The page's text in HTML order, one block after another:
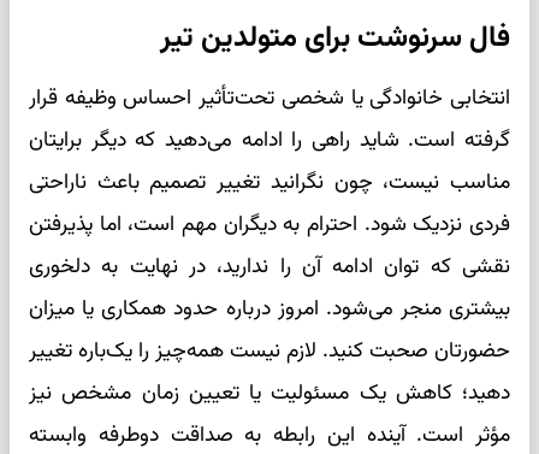
فال سرنوشت برای متولدین تیر
انتخابی خانوادگی یا شخصی تحت‌تأثیر احساس وظیفه قرار
گرفته است. شاید راهی را ادامه می‌دهید که دیگر برایتان
مناسب نیست، چون نگرانید تغییر تصمیم باعث ناراحتی
فردی نزدیک شود. احترام به دیگران مهم است، اما پذیرفتن
نقشی که توان ادامه آن را ندارید، در نهایت به دلخوری
بیشتری منجر می‌شود. امروز درباره حدود همکاری یا میزان
حضورتان صحبت کنید. لازم نیست همه‌چیز را یک‌باره تغییر
دهید؛ کاهش یک مسئولیت یا تعیین زمان مشخص نیز
مؤثر است. آینده این رابطه به صداقت دوطرفه وابسته